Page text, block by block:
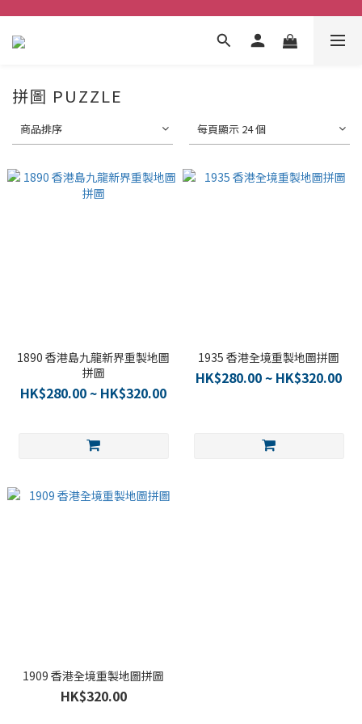
拼圖 PUZZLE
商品排序 每頁顯示 24 個
1890 香港島九龍新界重製地圖
拼圖
HK$280.00 ~ HK$320.00
1935 香港全境重製地圖拼圖
HK$280.00 ~ HK$320.00
1909 香港全境重製地圖拼圖
HK$320.00